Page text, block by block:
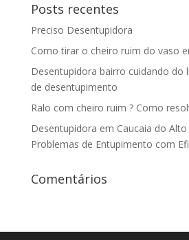
Posts recentes
Preciso Desentupidora
Como tirar o cheiro ruim do vaso
Desentupidora bairro cuidando do
de desentupimento
Ralo com cheiro ruim ? Como
Desentupidora em Caucaia do Alto
Problemas de Entupimento com
Comentários